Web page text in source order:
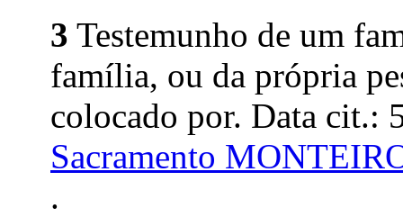
3 Testemunho de um
família, ou da própria
colocado por. Data cit.:
Sacramento
.